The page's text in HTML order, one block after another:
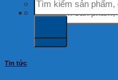
Tìm
kiếm:
kiếm:
Tin tức